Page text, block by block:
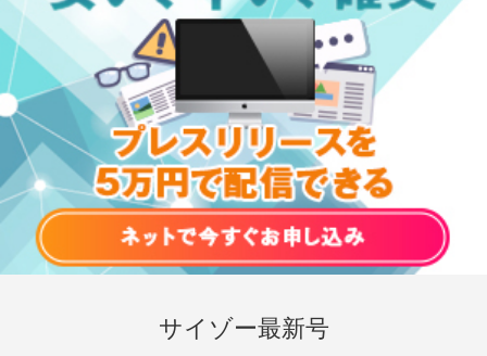
サイゾー最新号